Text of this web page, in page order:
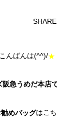
んばんは(^^)/★
阪急うめだ本店
勧めバッグはこ